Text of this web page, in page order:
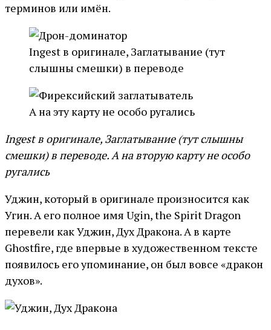
терминов или имён.
Ingest в оригинале, Заглатывание (тут
слышны смешки) в переводе
А на эту карту не особо ругались
Ingest в оригинале, Заглатывание (тут слышны
смешки) в переводе. А на вторую карту не особо
ругались
Уджин, который в оригинале произносится как
Угин. А его полное имя Ugin, the Spirit Dragon
перевели как Уджин, Дух Дракона. А в карте
Ghostfire, где впервые в художественном тексте
появилось его упоминание, он был вовсе «дракон
духов».